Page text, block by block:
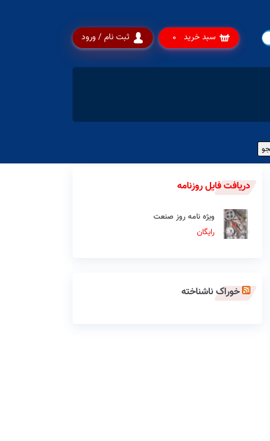
ثبت نام / ورود سبد خرید 0
دریافت فایل روزنامه
ویژه نامه روز صنعت
رایگان
خوراک ناشناخته